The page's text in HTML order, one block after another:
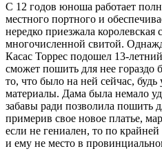
С 12 годов юноша работает
местного портного и
нередко приезжала королевская
многочисленной свитой.
Касас Торрес подошел 13-
сможет пошить для нее гораздо
то, что было на ней сейчас,
материалы. Дама была немало
забавы ради позволила пошить
примерив свое новое платье,
если не гениален, то по
и ему не место в